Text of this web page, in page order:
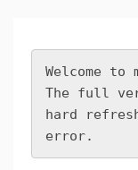
Welcome to
The full
hard
error.